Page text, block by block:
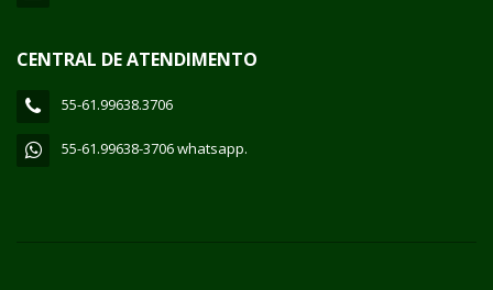
CENTRAL DE ATENDIMENTO
55-61.99638.3706
55-61.99638-3706 whatsapp.